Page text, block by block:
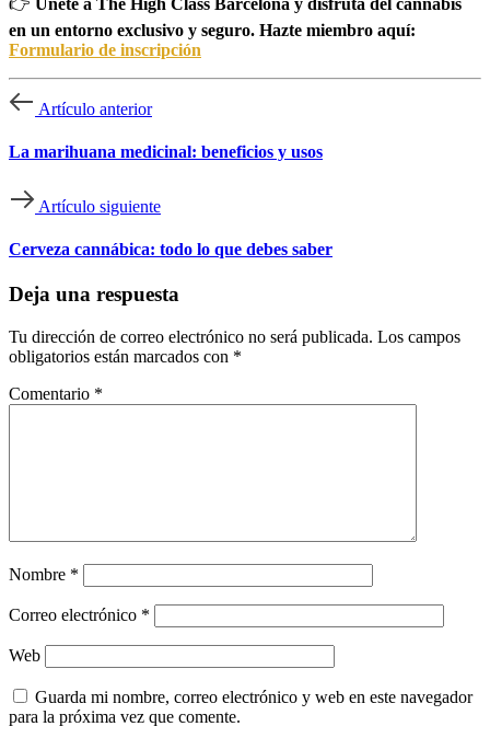
👉 Únete a The High Class Barcelona y disfruta del cannabis
en un entorno exclusivo y seguro. Hazte miembro aquí:
Formulario de inscripción
Artículo anterior
La marihuana medicinal: beneficios y usos
Artículo siguiente
Cerveza cannábica: todo lo que debes saber
Deja una respuesta
Tu dirección de correo electrónico no será publicada. Los campos
obligatorios están marcados con *
Comentario *
Nombre *
Correo electrónico *
Web
Guarda mi nombre, correo electrónico y web en este navegador
para la próxima vez que comente.